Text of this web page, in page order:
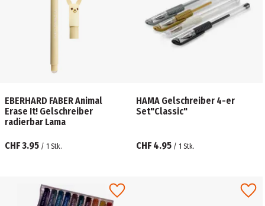
EBERHARD FABER Animal
Erase It! Gelschreiber
radierbar Lama
CHF 3.95 / 1 Stk.
HAMA Gelschreiber 4-er
Set"Classic"
CHF 4.95 / 1 Stk.